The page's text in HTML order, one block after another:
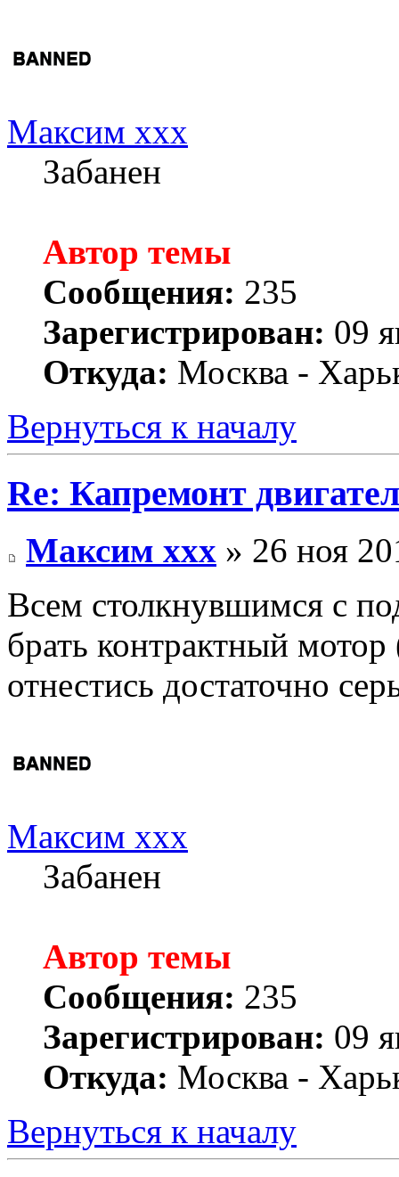
Максим xxx
Забанен
Автор темы
Сообщения: 235
Зарегистрирован: 09
Откуда: Москва -
Вернуться к началу
Re: Капремонт
Максим xxx » 26 ноя
Всем столкнувшимся с
брать контрактный
отнестись достаточно
Максим xxx
Забанен
Автор темы
Сообщения: 235
Зарегистрирован: 09
Откуда: Москва -
Вернуться к началу